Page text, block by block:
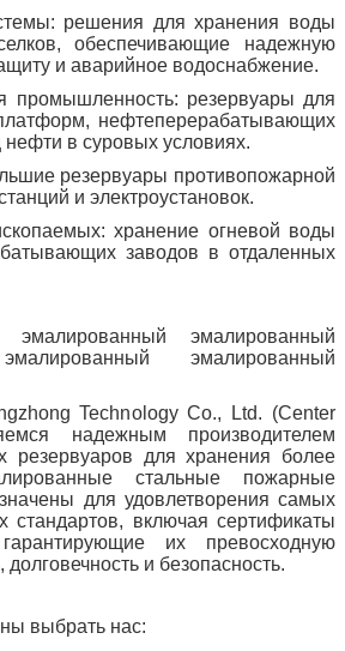
решения для хранения воды
обеспечивающие надежную
и аварийное водоснабжение.
промышленность: резервуары для
нефтеперерабатывающих
в суровых условиях.
резервуары противопожарной
и электроустановок.
хранение огневой воды
заводов в отдаленных
эмалированный
эмалированный
Technology Co., Ltd. (Center
надежным производителем
резервуаров для хранения более
стальные пожарные
для удовлетворения самых
стандартов, включая сертификаты
их превосходную
долговечность и безопасность.
выбрать нас: